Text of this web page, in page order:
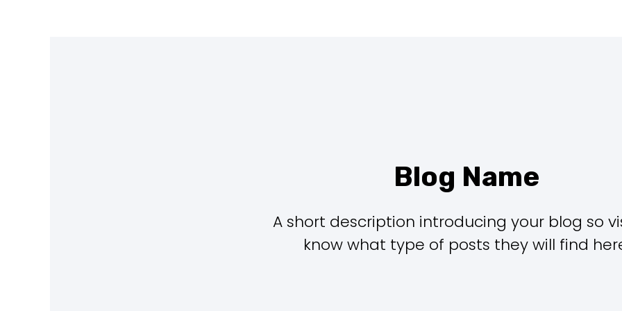
Blog Name
A short description introducing your blog so
know what type of posts they will find